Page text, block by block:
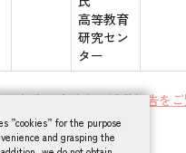
高等教育
研究セン
ター
催報告は交流会の活動報告をご
”cookies” for the purpose
and grasping the